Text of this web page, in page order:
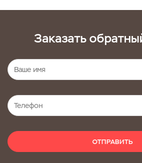
Заказать
ОТПРАВИТЬ